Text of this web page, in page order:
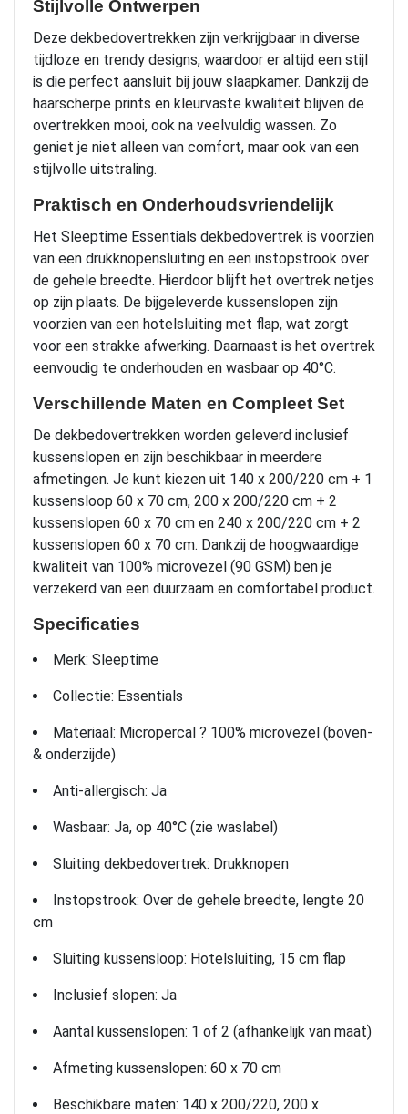
Stijlvolle Ontwerpen
Deze dekbedovertrekken zijn verkrijgbaar in diverse
tijdloze en trendy designs, waardoor er altijd een stijl
is die perfect aansluit bij jouw slaapkamer. Dankzij de
haarscherpe prints en kleurvaste kwaliteit blijven de
overtrekken mooi, ook na veelvuldig wassen. Zo
geniet je niet alleen van comfort, maar ook van een
stijlvolle uitstraling.
Praktisch en Onderhoudsvriendelijk
Het Sleeptime Essentials dekbedovertrek is voorzien
van een drukknopensluiting en een instopstrook over
de gehele breedte. Hierdoor blijft het overtrek netjes
op zijn plaats. De bijgeleverde kussenslopen zijn
voorzien van een hotelsluiting met flap, wat zorgt
voor een strakke afwerking. Daarnaast is het overtrek
eenvoudig te onderhouden en wasbaar op 40°C.
Verschillende Maten en Compleet Set
De dekbedovertrekken worden geleverd inclusief
kussenslopen en zijn beschikbaar in meerdere
afmetingen. Je kunt kiezen uit 140 x 200/220 cm + 1
kussensloop 60 x 70 cm, 200 x 200/220 cm + 2
kussenslopen 60 x 70 cm en 240 x 200/220 cm + 2
kussenslopen 60 x 70 cm. Dankzij de hoogwaardige
kwaliteit van 100% microvezel (90 GSM) ben je
verzekerd van een duurzaam en comfortabel product.
Specificaties
Merk: Sleeptime
Collectie: Essentials
Materiaal: Micropercal ? 100% microvezel (boven-
& onderzijde)
Anti-allergisch: Ja
Wasbaar: Ja, op 40°C (zie waslabel)
Sluiting dekbedovertrek: Drukknopen
Instopstrook: Over de gehele breedte, lengte 20
cm
Sluiting kussensloop: Hotelsluiting, 15 cm flap
Inclusief slopen: Ja
Aantal kussenslopen: 1 of 2 (afhankelijk van maat)
Afmeting kussenslopen: 60 x 70 cm
Beschikbare maten: 140 x 200/220, 200 x